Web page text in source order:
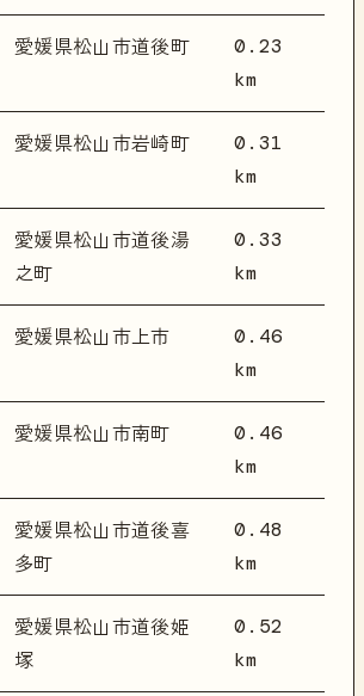
愛媛県松山市道後町
0.23
km
愛媛県松山市岩崎町
0.31
km
愛媛県松山市道後湯
之町
0.33
km
愛媛県松山市上市
0.46
km
愛媛県松山市南町
0.46
km
愛媛県松山市道後喜
多町
0.48
km
愛媛県松山市道後姫
塚
0.52
km